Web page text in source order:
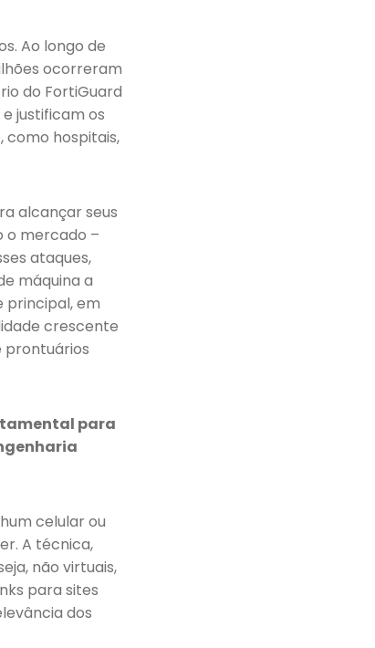
Ao longo de
ocorreram
do FortiGuard
justificam os
como hospitais,
alcançar seus
o mercado –
ataques,
máquina a
principal, em
crescente
prontuários
para
celular ou
A técnica,
não virtuais,
para sites
dos